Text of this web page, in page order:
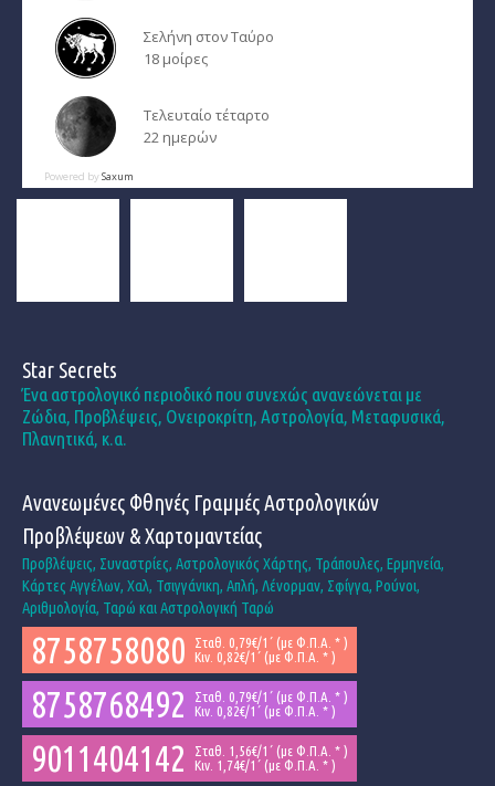
Σελήνη στον Ταύρο
18 μοίρες
Τελευταίο τέταρτο
22 ημερών
Powered bySaxum
Star Secrets
Ένα αστρολογικό περιοδικό που συνεχώς ανανεώνεται με
Ζώδια, Προβλέψεις, Ονειροκρίτη, Αστρολογία, Μεταφυσικά,
Πλανητικά, κ.α.
Ανανεωμένες Φθηνές Γραμμές Αστρολογικών
Προβλέψεων & Χαρτομαντείας
Προβλέψεις, Συναστρίες, Αστρολογικός Χάρτης, Τράπουλες, Ερμηνεία,
Κάρτες Αγγέλων, Χαλ, Τσιγγάνικη, Απλή, Λένορμαν, Σφίγγα, Ρούνοι,
Αριθμολογία, Ταρώ και Αστρολογική Ταρώ
8758758080
Σταθ. 0,79€/1΄ (με Φ.Π.Α. * )
Κιν. 0,82€/1΄ (με Φ.Π.Α. * )
8758768492
Σταθ. 0,79€/1΄ (με Φ.Π.Α. * )
Κιν. 0,82€/1΄ (με Φ.Π.Α. * )
9011404142
Σταθ. 1,56€/1΄ (με Φ.Π.Α. * )
Κιν. 1,74€/1΄ (με Φ.Π.Α. * )